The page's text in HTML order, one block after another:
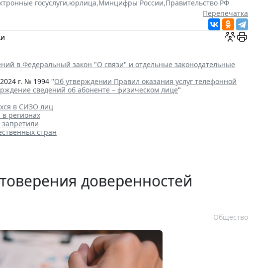
госуслуги,юрлица,Минцифры России,Правительство РФ
Перепечатка
в Федеральный закон "О связи" и отдельные законодательные
г. № 1994 "Об утверждении Правил оказания услуг телефонной
сведений об абоненте – физическом лице"
в СИЗО лиц
регионах
стран
доверенностей
Общество